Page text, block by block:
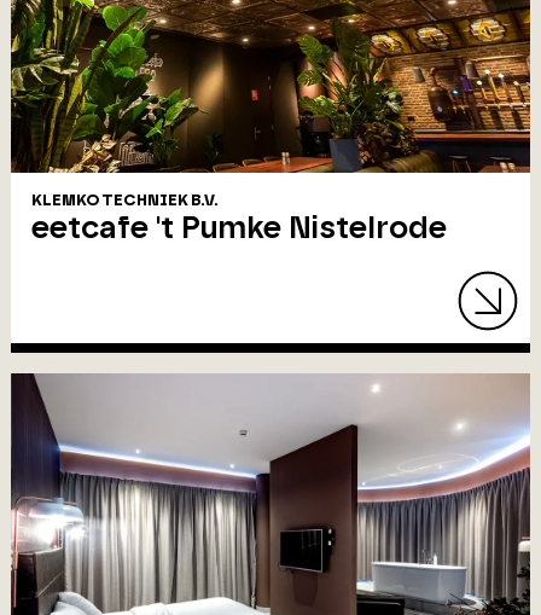
KLEMKO TECHNIEK B.V.
eetcafe 't Pumke Nistelrode